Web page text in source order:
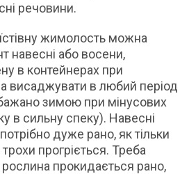
речовини.
їстівну жимолость можна
навесні або восени,
в контейнерах при
висаджувати в любий період
зимою при мінусових
в сильну спеку). Навесні
дуже рано, як тільки
трохи прогріється. Треба
прокидається рано,